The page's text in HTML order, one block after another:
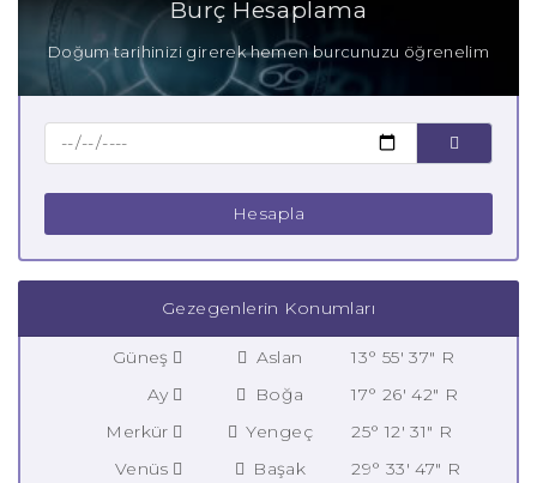
Burç Hesaplama
Doğum tarihinizi girerek hemen burcunuzu öğrenelim
Hesapla
Gezegenlerin Konumları
Güneş Aslan
13° 55' 37" R
Ay
Boğa
17° 26' 42" R
Merkür
Yengeç
25° 12' 31" R
Venüs
Başak
29° 33' 47" R